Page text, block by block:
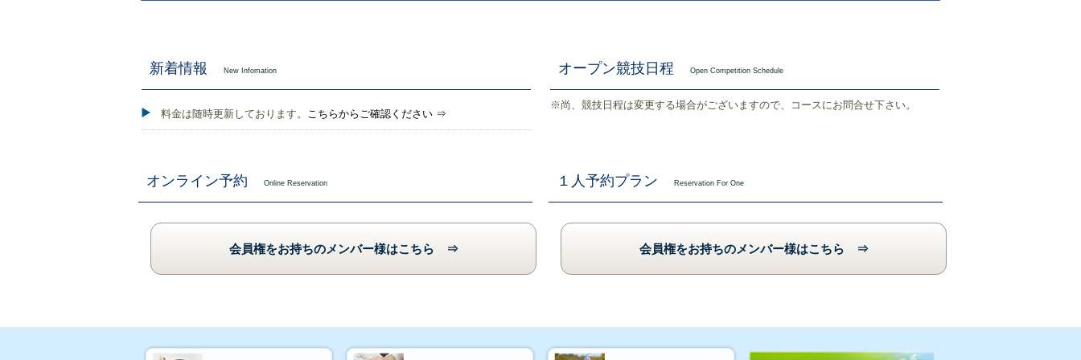
新着情報 New Infomation
料金は随時更新しております。 こちらからご確認ください ⇒
オープン競技日程 Open Competition Schedule
※尚、競技日程は変更する場合がございますので、コースにお問合せ下さい。
オンライン予約 Online Reservation
会員権をお持ちのメンバー様はこちら ⇒
１人予約プラン Reservation For One
会員権をお持ちのメンバー様はこちら ⇒